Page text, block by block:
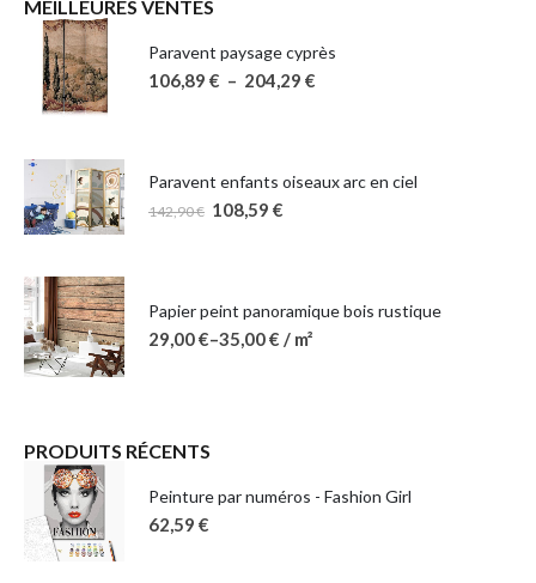
MEILLEURES VENTES
Paravent paysage cyprès
106,89 € – 204,29 €
Paravent enfants oiseaux arc en ciel
142,90€ 108,59 €
Papier peint panoramique bois rustique
29,00€–35,00€ / m²
PRODUITS RÉCENTS
Peinture par numéros - Fashion Girl
62,59 €